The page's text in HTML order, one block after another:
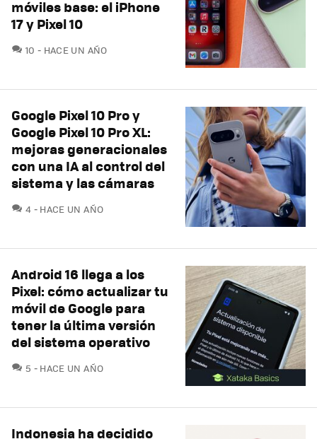
móviles base: el iPhone
17 y Pixel 10
10 COMENTARIOS
HACE UN AÑO
Google Pixel 10 Pro y
Google Pixel 10 Pro XL:
mejoras generacionales
con una IA al control del
sistema y las cámaras
4 COMENTARIOS
HACE UN AÑO
Android 16 llega a los
Pixel: cómo actualizar tu
móvil de Google para
tener la última versión
del sistema operativo
5 COMENTARIOS
HACE UN AÑO
Indonesia ha decidido